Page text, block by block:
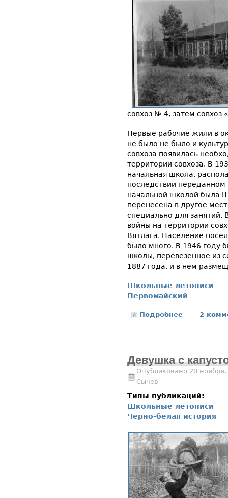
совхоз № 4, затем совхоз
Первые рабочие жили в
не было не было и
совхоза появилась
территории совхоза. В
начальная школа,
последствии
начальной школой была
перенесена в другое
специально для занятий.
войны на территории
Вятлага. Население
было много. В 1946 году
школы, перевезенное из
1887 года, и в нем
Школьные летописи
Первомайский
Подробнее о 2
Девушка с
Опубликовано 20
Сычев
Типы публикаций:
Школьные летописи
Черно-белая история